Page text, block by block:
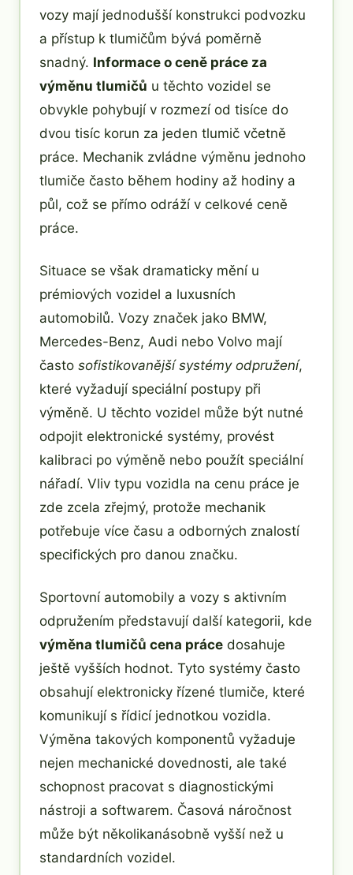
vozy mají jednodušší konstrukci podvozku
a přístup k tlumičům bývá poměrně
snadný. Informace o ceně práce za
výměnu tlumičů u těchto vozidel se
obvykle pohybují v rozmezí od tisíce do
dvou tisíc korun za jeden tlumič včetně
práce. Mechanik zvládne výměnu jednoho
tlumiče často během hodiny až hodiny a
půl, což se přímo odráží v celkové ceně
práce.
Situace se však dramaticky mění u
prémiových vozidel a luxusních
automobilů. Vozy značek jako BMW,
Mercedes-Benz, Audi nebo Volvo mají
často sofistikovanější systémy odpružení,
které vyžadují speciální postupy při
výměně. U těchto vozidel může být nutné
odpojit elektronické systémy, provést
kalibraci po výměně nebo použít speciální
nářadí. Vliv typu vozidla na cenu práce je
zde zcela zřejmý, protože mechanik
potřebuje více času a odborných znalostí
specifických pro danou značku.
Sportovní automobily a vozy s aktivním
odpružením představují další kategorii, kde
výměna tlumičů cena práce dosahuje
ještě vyšších hodnot. Tyto systémy často
obsahují elektronicky řízené tlumiče, které
komunikují s řídicí jednotkou vozidla.
Výměna takových komponentů vyžaduje
nejen mechanické dovednosti, ale také
schopnost pracovat s diagnostickými
nástroji a softwarem. Časová náročnost
může být několikanásobně vyšší než u
standardních vozidel.